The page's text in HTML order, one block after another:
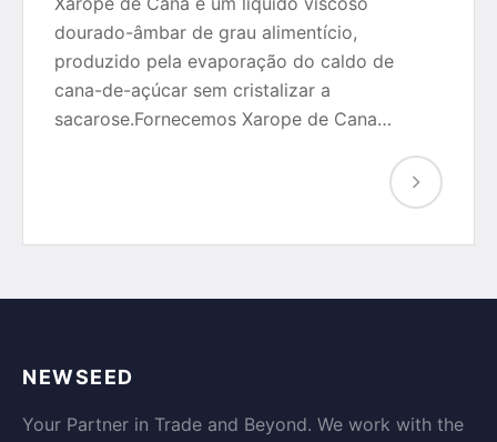
dourado-âmbar de grau alimentício,
produzido pela evaporação do caldo de
cana-de-açúcar sem cristalizar a
sacarose.Fornecemos Xarope de Cana…
NEWSEED
Your Partner in Trade and Beyond. We work with the